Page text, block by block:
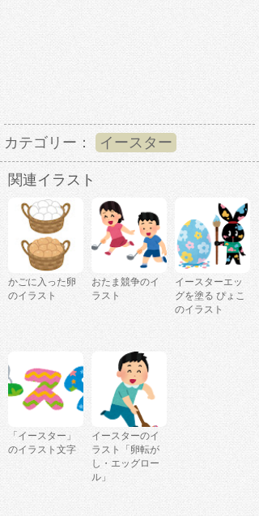
カテゴリー： イースター
関連イラスト
かごに入った卵
のイラスト
おたま競争のイ
ラスト
イースターエッ
グを塗る ぴょこ
のイラスト
「イースター」
のイラスト文字
イースターのイ
ラスト「卵転が
し・エッグロー
ル」